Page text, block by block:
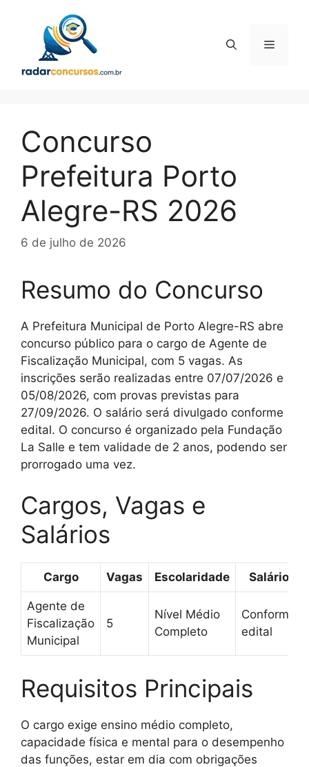
conteúdo
Menu
Concurso
Prefeitura Porto
Alegre-RS 2026
6 de julho de 2026
Resumo do Concurso
A Prefeitura Municipal de Porto Alegre-RS abre
concurso público para o cargo de Agente de
Fiscalização Municipal, com 5 vagas. As
inscrições serão realizadas entre 07/07/2026 e
05/08/2026, com provas previstas para
27/09/2026. O salário será divulgado conforme
edital. O concurso é organizado pela Fundação
La Salle e tem validade de 2 anos, podendo ser
prorrogado uma vez.
Cargos, Vagas e
Salários
Cargo Vagas Escolaridade Salário
Agente de
Fiscalização
Municipal
5
Nível Médio
Completo
Conforme
edital
Requisitos Principais
O cargo exige ensino médio completo,
capacidade física e mental para o desempenho
das funções, estar em dia com obrigações